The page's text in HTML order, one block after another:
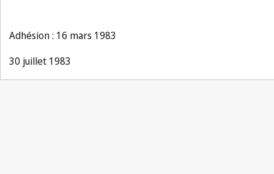
Adhésion : 16 mars 1983
30 juillet 1983